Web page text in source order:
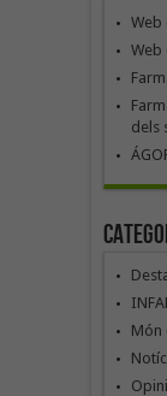
Web
Web
dels
Món